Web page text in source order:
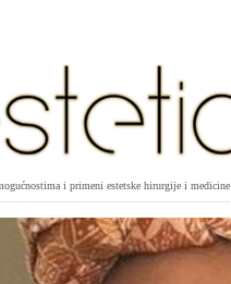
i primeni estetske hirurgije i medicine